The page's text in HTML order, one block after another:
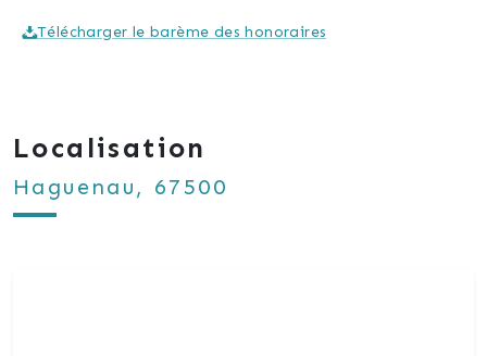
Télécharger le barème des honoraires
Localisation
Haguenau, 67500